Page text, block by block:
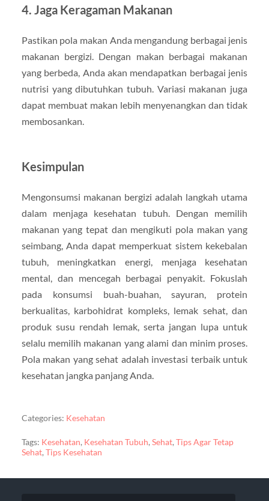
4. Jaga Keragaman Makanan
Pastikan pola makan Anda mengandung berbagai jenis
makanan bergizi. Dengan makan berbagai makanan
yang berbeda, Anda akan mendapatkan berbagai jenis
nutrisi yang dibutuhkan tubuh. Variasi makanan juga
dapat membuat makan lebih menyenangkan dan tidak
membosankan.
Kesimpulan
Mengonsumsi makanan bergizi adalah langkah utama
dalam menjaga kesehatan tubuh. Dengan memilih
makanan yang tepat dan mengikuti pola makan yang
seimbang, Anda dapat memperkuat sistem kekebalan
tubuh, meningkatkan energi, menjaga kesehatan
mental, dan mencegah berbagai penyakit. Fokuslah
pada konsumsi buah-buahan, sayuran, protein
berkualitas, karbohidrat kompleks, lemak sehat, dan
produk susu rendah lemak, serta jangan lupa untuk
selalu memilih makanan yang alami dan minim proses.
Pola makan yang sehat adalah investasi terbaik untuk
kesehatan jangka panjang Anda.
Categories: Kesehatan
Tags: Kesehatan, Kesehatan Tubuh, Sehat, Tips Agar Tetap
Sehat, Tips Kesehatan